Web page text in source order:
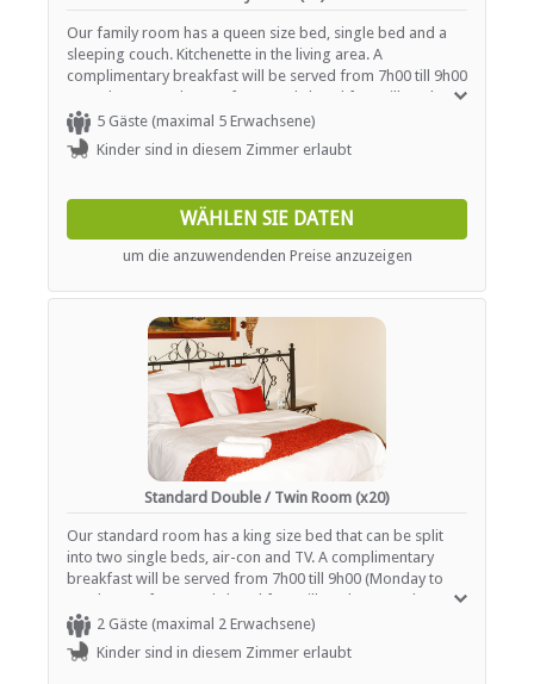
Our family room has a queen size bed, single bed and a
sleeping couch. Kitchenette in the living area. A
complimentary breakfast will be served from 7h00 till 9h00
(Monday to Sunday). Unfortunately breakfast will not be
served on public holidays.
5 Gäste (maximal 5 Erwachsene)
Kinder sind in diesem Zimmer erlaubt
WÄHLEN SIE DATEN
um die anzuwendenden Preise anzuzeigen
Standard Double / Twin Room (x20)
Our standard room has a king size bed that can be split
into two single beds, air-con and TV. A complimentary
breakfast will be served from 7h00 till 9h00 (Monday to
Sunday). Unfortunately breakfast will not be served on
public holidays.
2 Gäste (maximal 2 Erwachsene)
Kinder sind in diesem Zimmer erlaubt